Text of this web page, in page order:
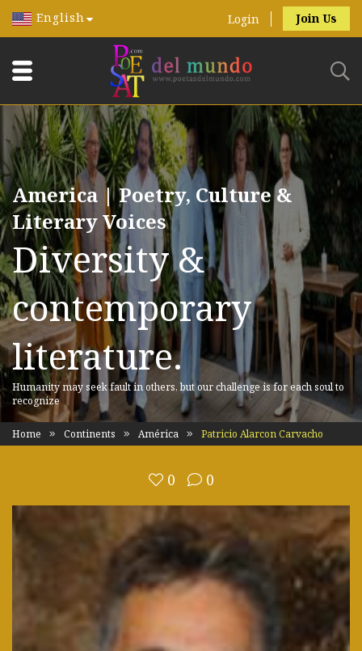
English Login Join Us
America | Poetry, Culture &
Literary Voices
Diversity &
contemporary
literature.
Humanity may seek fault in others, but our challenge is for each soul to
recognize
Home Continents América Patricio Alarcon Carvacho
0 0